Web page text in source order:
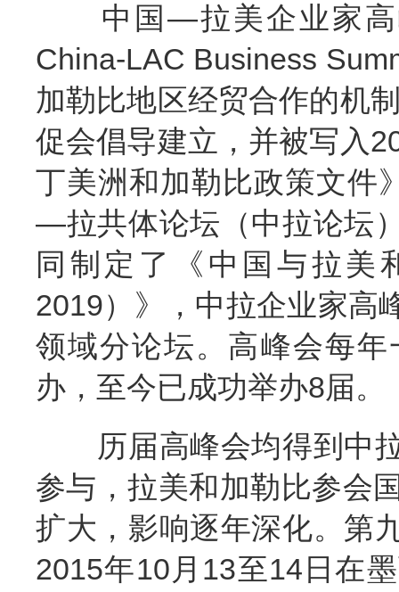
中国—拉美企业家高
China-LAC Business
加勒比地区经贸合作的机
促会倡导建立，并被写入
丁美洲和加勒比政策文件
—拉共体论坛（中拉论坛
同制定了《中国与拉美
2019）》，中拉企业家高
领域分论坛。高峰会每
办，至今已成功举办8届。
历届高峰会均得到中拉
参与，拉美和加勒比参会
扩大，影响逐年深化。第
2015年10月13至14日在